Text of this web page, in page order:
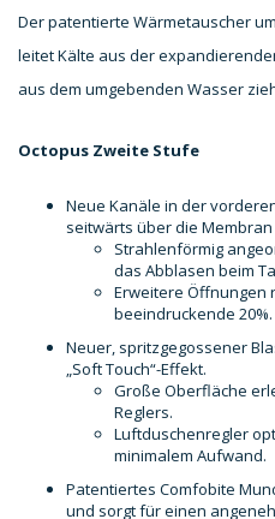
Der patentierte Wärmetauscher
leitet Kälte aus der
aus dem umgebenden Wasser
Octopus Zweite Stufe
Neue Kanäle in der
seitwärts über die
Strahlenförmig
das Abblasen beim
Erweitere Öffnungen
beeindruckende 20%.
Neuer, spritzgegossener
„Soft Touch“-Effekt.
Große Oberfläche
Reglers.
Luftduschenregler
minimalem Aufwand.
Patentiertes Comfobite
und sorgt für einen